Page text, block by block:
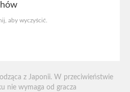
aby wyczyścić.
z Japonii. W przeciwieństwie
nie wymaga od gracza